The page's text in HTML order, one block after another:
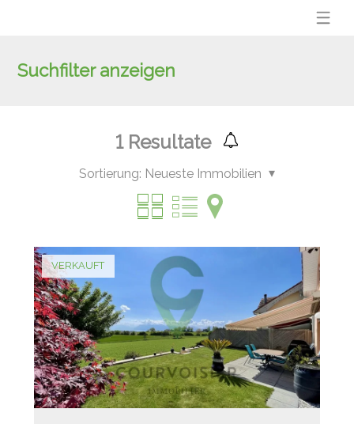
Suchfilter anzeigen
1Resultate
Sortierung: Neueste Immobilien
VERKAUFT